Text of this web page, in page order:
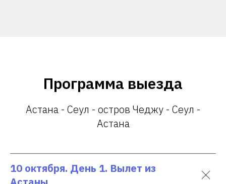
Программа выезда
Астана - Сеул - остров Чеджу - Сеул -
Астана
10 октября. День 1. Вылет из